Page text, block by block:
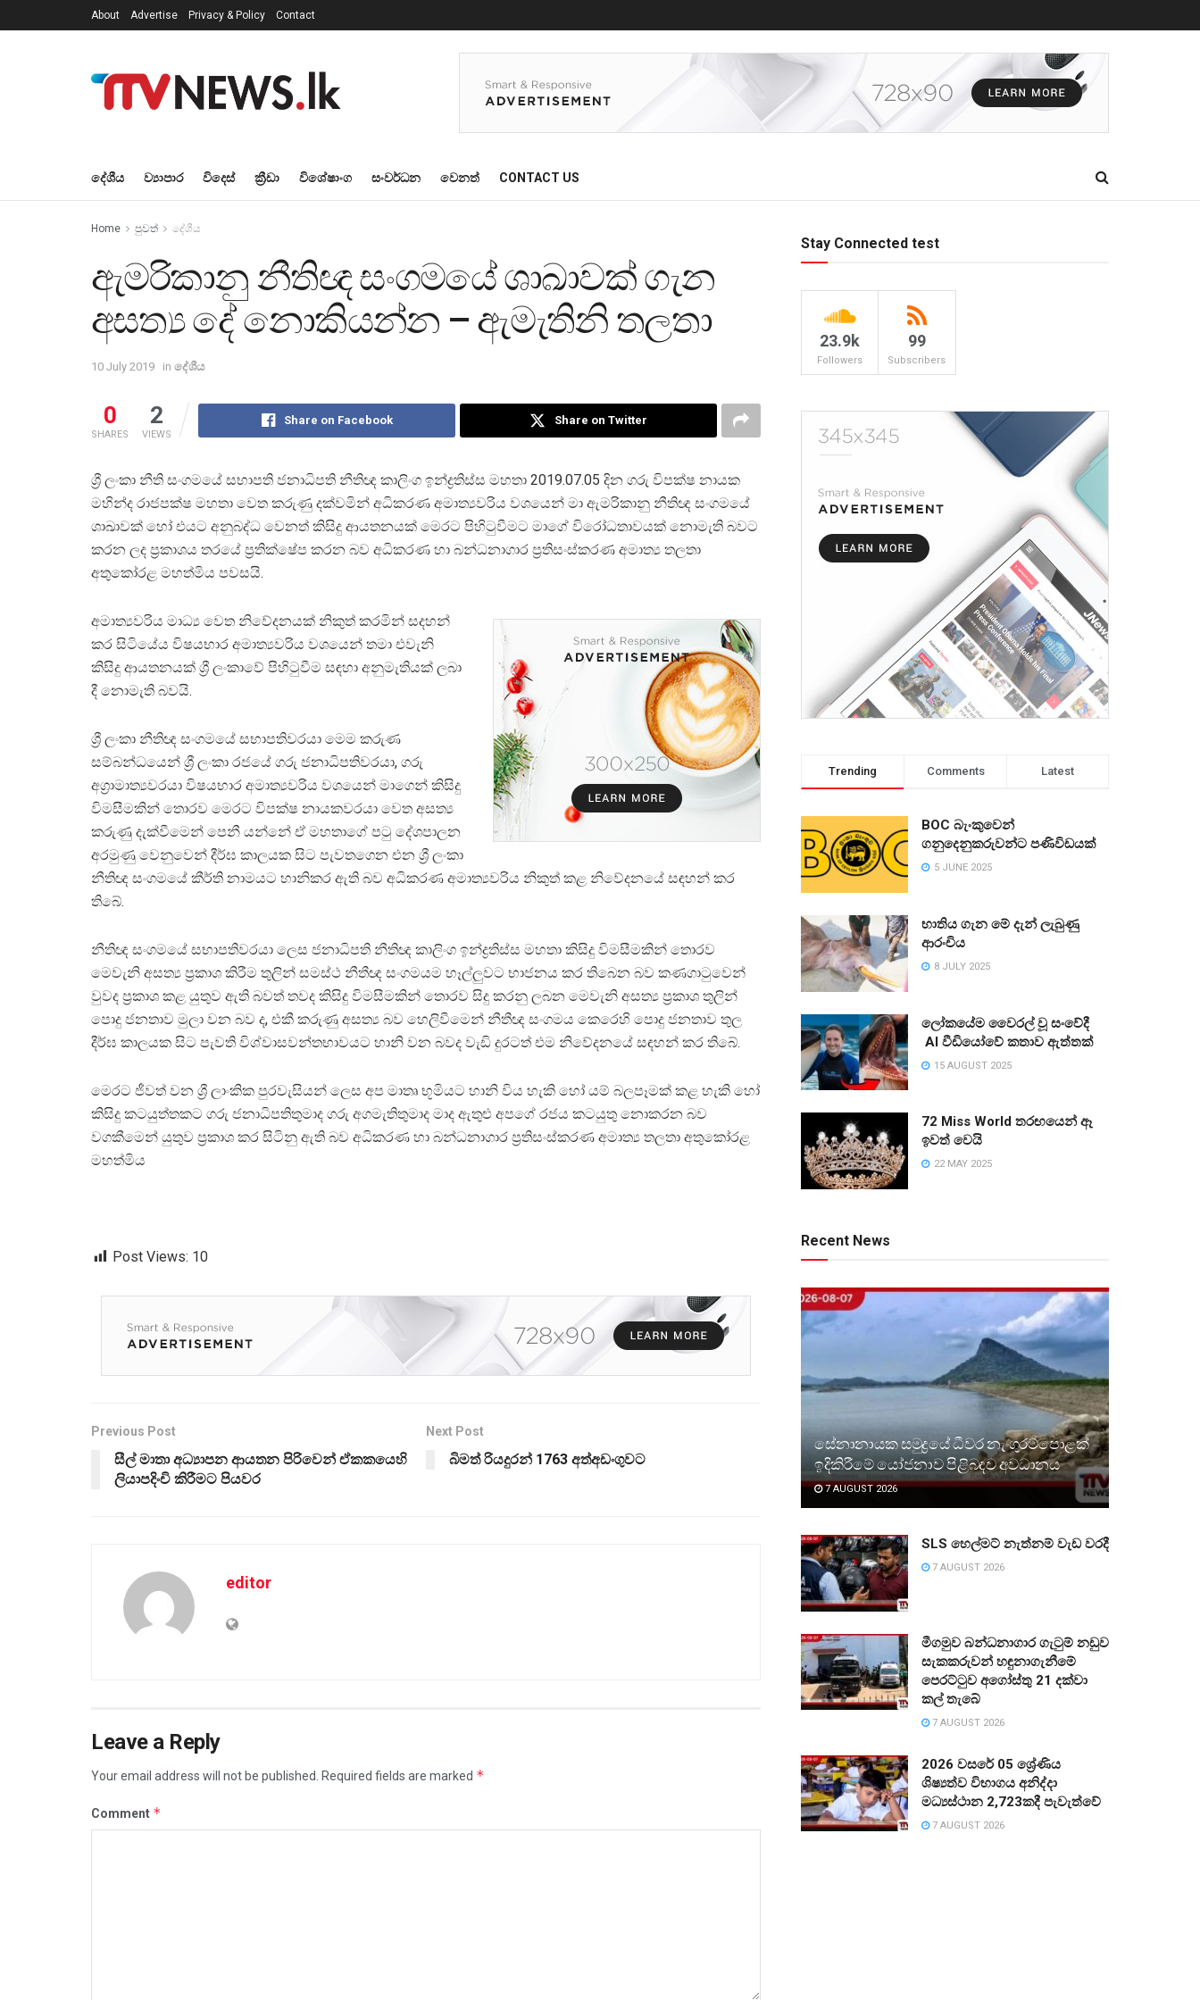
About Advertise Privacy & Policy Contact
දේශීය ව්‍යාපාර විදෙස් ක්‍රීඩා විශේෂාංග සංවර්ධන වෙනත් CONTACT US
Home පුවත් දේශීය
ඇමරිකානු නීතිඥ සංගමයේ ශාඛාවක් ගැන
අසත්‍ය දේ නොකියන්න – ඇමැතිනි තලතා
10 July 2019 in දේශීය
0
SHARES
2
VIEWS
Share on Facebook Share on Twitter
ශ්‍රී ලංකා නීති සංගමයේ සභාපති ජනාධිපති නීතිඥ කාලිංග ඉන්ද්‍රතිස්ස මහතා 2019.07.05 දින ගරු විපක්ෂ නායක
මහින්ද රාජපක්ෂ මහතා වෙත කරුණු දක්වමින් අධිකරණ අමාත්‍යවරිය වශයෙන් මා ඇමරිකානු නීතිඥ සංගමයේ
ශාඛාවක් හෝ එයට අනුබද්ධ වෙනත් කිසිදු ආයතනයක් මෙරට පිහිටුවීමට මාගේ විරෝධතාවයක් නොමැති බවට
කරන ලද ප්‍රකාශය තරයේ ප්‍රතික්ෂේප කරන බව අධිකරණ හා බන්ධනාගාර ප්‍රතිසංස්කරණ අමාත්‍ය තලතා
අතුකෝරළ මහත්මිය පවසයි.
අමාත්‍යවරිය මාධ්‍ය වෙත නිවේදනයක් නිකුත් කරමින් සදහන්
කර සිටියේය විෂයභාර අමාත්‍යවරිය වශයෙන් තමා එවැනි
කිසිදු ආයතනයක් ශ්‍රී ලංකාවේ පිහිටුවීම සඳහා අනුමැතියක් ලබා
දී නොමැති බවයි.
ශ්‍රී ලංකා නීතිඥ සංගමයේ සභාපතිවරයා මෙම කරුණ
සම්බන්ධයෙන් ශ්‍රී ලංකා රජයේ ගරු ජනාධිපතිවරයා, ගරු
අග්‍රාමාත්‍යවරයා විෂයභාර අමාත්‍යවරිය වශයෙන් මාගෙන් කිසිදු
විමසීමකින් තොරව මෙරට විපක්ෂ නායකවරයා වෙත අසත්‍ය
කරුණු දැක්වීමෙන් පෙනී යන්නේ ඒ මහතාගේ පටු දේශපාලන
අරමුණු වෙනුවෙන් දීර්ඝ කාලයක සිට පැවතගෙන එන ශ්‍රී ලංකා
නීතිඥ සංගමයේ කීර්ති නාමයට හානිකර ඇති බව අධිකරණ අමාත්‍යවරිය නිකුත් කළ නිවේදනයේ සඳහන් කර
තිබේ.
නීතිඥ සංගමයේ සභාපතිවරයා ලෙස ජනාධිපති නීතිඥ කාලිංග ඉන්ද්‍රතිස්ස මහතා කිසිදු විමසීමකින් තොරව
මෙවැනි අසත්‍ය ප්‍රකාශ කිරීම තුලින් සමස්ථ නීතීඥ සංගමයම හෑල්ලුවට භාජනය කර තිබෙන බව කණගාටුවෙන්
වුවද ප්‍රකාශ කළ යුතුව ඇති බවත් තවද කිසිදු විමසීමකින් තොරව සිදු කරනු ලබන මෙවැනි අසත්‍ය ප්‍රකාශ තුලින්
පොදු ජනතාව මුලා වන බව ද, එකී කරුණු අසත්‍ය බව හෙලිවීමෙන් නීතීඥ සංගමය කෙරෙහි පොදු ජනතාව තුල
දීර්ඝ කාලයක සිට පැවති විශ්වාසවන්තභාවයට හානි වන බවද වැඩි දුරටත් එම නිවේදනයේ සඳහන් කර තිබේ.
මෙරට ජීවත් වන ශ්‍රී ලාංකික පුරවැසියන් ලෙස අප මාතෘ භූමියට හානි විය හැකි හෝ යම් බලපෑමක් කළ හැකි හෝ
කිසිදු කටයුත්තකට ගරු ජනාධිපතිතුමාද ගරු අගමැතිතුමාද මාද ඇතුළු අපගේ රජය කටයුතු නොකරන බව
වගකීමෙන් යුතුව ප්‍රකාශ කර සිටිනු ඇති බව අධිකරණ හා බන්ධනාගාර ප්‍රතිසංස්කරණ අමාත්‍ය තලතා අතුකෝරළ
මහත්මිය
Post Views: 10
Previous Post
සීල් මාතා අධ්‍යාපන ආයතන පිරිවෙන් ඒකකයෙහි
ලියාපදිංචි කිරීමට පියවර
Next Post
බිමත් රියදුරන් 1763 අත්අඩංගුවට
editor
Leave a Reply
Your email address will not be published. Required fields are marked *
Comment *
Stay Connected test
23.9k
Followers
99
Subscribers
Trending Comments Latest
BOC බැංකුවෙන්
ගනුදෙනුකරුවන්ට පණිවිඩයක්
5 JUNE 2025
භාතිය ගැන මේ දැන් ලැබුණු
ආරංචිය
8 JULY 2025
ලෝකයේම වෛරල් වූ සංවේදී
AI වීඩියෝවේ කතාව ඇත්තක්
15 AUGUST 2025
72 Miss World තරඟයෙන් ඈ
ඉවත් වෙයි
22 MAY 2025
Recent News
සේනානායක සමුද්‍රයේ ධීවර නැංගුරම්පොළක්
ඉදිකිරීමේ යෝජනාව පිළිබඳව අවධානය
7 AUGUST 2026
SLS හෙල්මට් නැත්නම් වැඩ වරදී
7 AUGUST 2026
මීගමුව බන්ධනාගාර ගැටුම් නඩුව
සැකකරුවන් හඳුනාගැනීමේ
පෙරට්ටුව අගෝස්තු 21 දක්වා
කල් තැබේ
7 AUGUST 2026
2026 වසරේ 05 ශ්‍රේණිය
ශිෂ්‍යත්ව විභාගය අනිද්දා
මධ්‍යස්ථාන 2,723කදී පැවැත්වේ
7 AUGUST 2026